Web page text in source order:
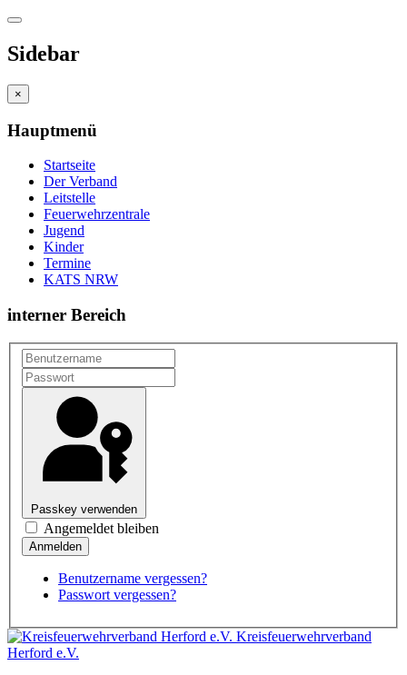
Sidebar
×
Hauptmenü
Startseite
Der Verband
Leitstelle
Feuerwehrzentrale
Jugend
Kinder
Termine
KATS NRW
interner Bereich
Passkey verwenden
Angemeldet bleiben
Benutzername vergessen?
Passwort vergessen?
Kreisfeuerwehrverband
Herford e.V.